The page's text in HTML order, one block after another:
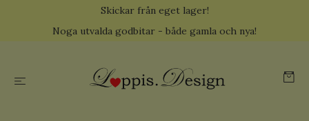
Skickar från eget lager!
Noga utvalda godbitar - både gamla och nya!